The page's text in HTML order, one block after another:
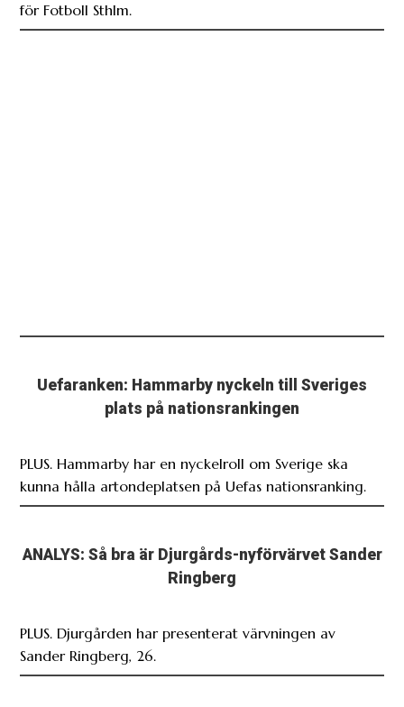
för Fotboll Sthlm.
Uefaranken: Hammarby nyckeln till Sveriges
plats på nationsrankingen
PLUS. Hammarby har en nyckelroll om Sverige ska
kunna hålla artondeplatsen på Uefas nationsranking.
ANALYS: Så bra är Djurgårds-nyförvärvet Sander
Ringberg
PLUS. Djurgården har presenterat värvningen av
Sander Ringberg, 26.